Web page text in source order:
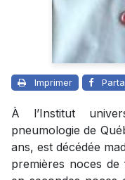
Imprimer
À l’Institut
pneumologie de
ans, est décédée
premières noces